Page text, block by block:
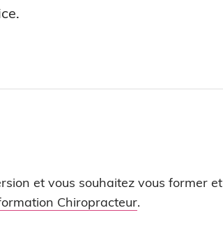
et vous souhaitez vous former et
Chiropracteur.